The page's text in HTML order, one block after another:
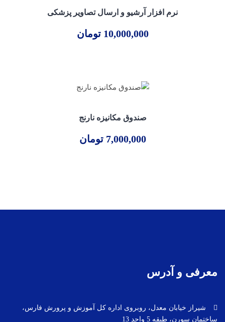
نرم افزار آرشیو و ارسال تصاویر پزشکی
10,000,000 تومان
صندوق مکانیزه نارنج
7,000,000 تومان
معرفی و آدرس
شیراز خیابان معدل، روبروی اداره کل آموزش و پرورش فارس،
ساختمان سورن، طبقه 5 واحد 13